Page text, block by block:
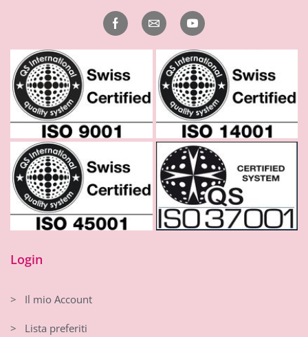
Login
> Il mio Account
> Lista preferiti